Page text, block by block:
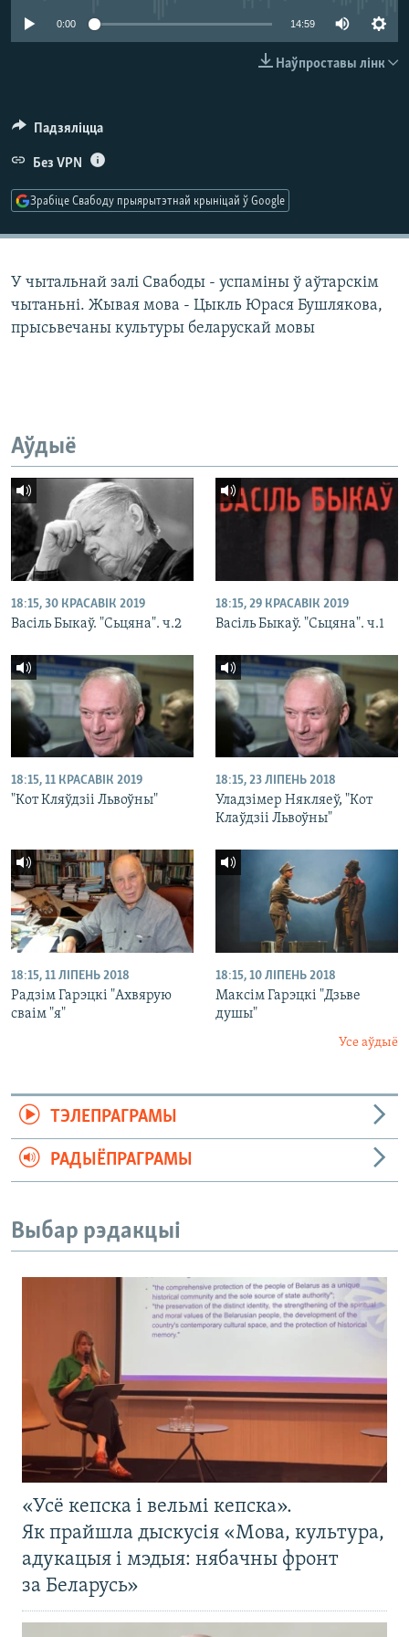
КАЛЯНДАР
НА ХВАЛЯХ СВАБОДЫ
0:00 14:59
Наўпроставы лінк
Падзяліцца
Без VPN
Зрабіце Свабоду прыярытэтнай крыніцай ў Google
У чытальнай залі Свабоды - успаміны ў аўтарскім
чытаньні. Жывая мова - Цыкль Юрася Бушлякова,
прысьвечаны культуры беларускай мовы
Аўдыё
18:15, 30 КРАСАВІК 2019
Васіль Быкаў. "Сьцяна". ч.2
18:15, 29 КРАСАВІК 2019
Васіль Быкаў. "Сьцяна". ч.1
18:15, 11 КРАСАВІК 2019
"Кот Кляўдзіі Львоўны"
18:15, 23 ЛІПЕНЬ 2018
Уладзімер Някляеў, "Кот
Клаўдзіі Львоўны"
18:15, 11 ЛІПЕНЬ 2018
Радзім Гарэцкі "Ахвярую
сваім "я"
18:15, 10 ЛІПЕНЬ 2018
Максім Гарэцкі "Дзьве
душы"
Усе аўдыё
ТЭЛЕПРАГРАМЫ
РАДЫЁПРАГРАМЫ
Выбар рэдакцыі
«Усё кепска і вельмі кепска».
Як прайшла дыскусія «Мова, культура,
адукацыя і мэдыя: нябачны фронт
за Беларусь»